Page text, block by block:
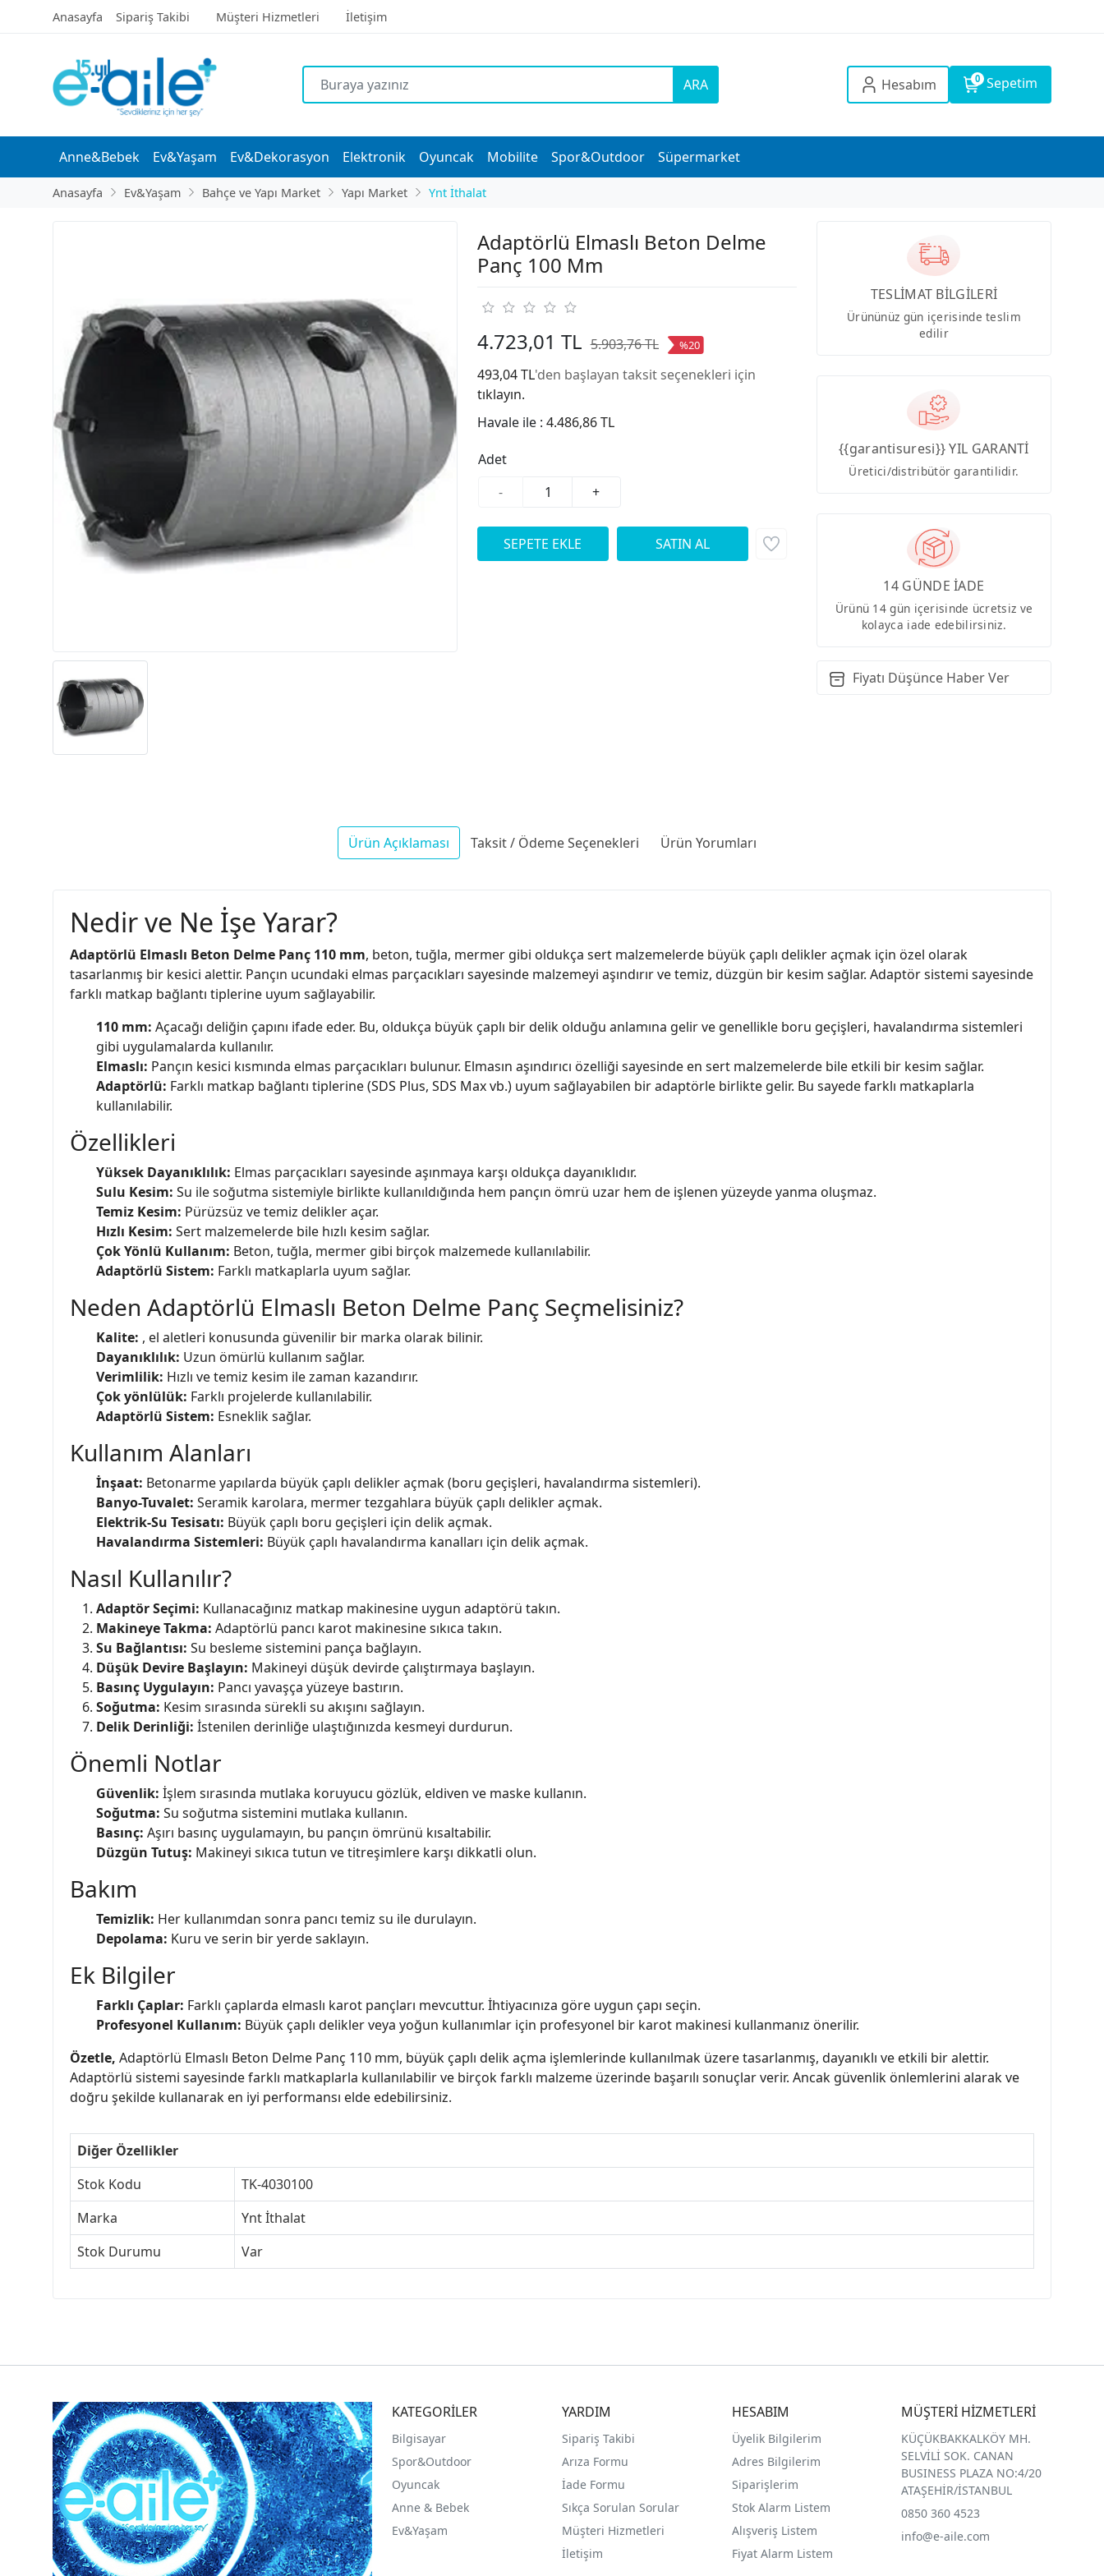
Anasayfa Sipariş Takibi Müşteri Hizmetleri İletişim
ARA Hesabım 0 Sepetim
Anne&Bebek Ev&Yaşam Ev&Dekorasyon Elektronik Oyuncak Mobilite Spor&Outdoor Süpermarket
Anasayfa Ev&Yaşam Bahçe ve Yapı Market Yapı Market Ynt İthalat
Adaptörlü Elmaslı Beton Delme
Panç 100 Mm
4.723,01 TL 5.903,76 TL %20
493,04 TL'den başlayan taksit seçenekleri için
tıklayın.
Havale ile : 4.486,86 TL
Adet
-
+
TESLİMAT BİLGİLERİ
Ürününüz gün içerisinde teslim
edilir
{{garantisuresi}} YIL GARANTİ
Üretici/distribütör garantilidir.
14 GÜNDE İADE
Ürünü 14 gün içerisinde ücretsiz ve
kolayca iade edebilirsiniz.
Fiyatı Düşünce Haber Ver
Ürün Açıklaması Taksit / Ödeme Seçenekleri Ürün Yorumları
Nedir ve Ne İşe Yarar?
Adaptörlü Elmaslı Beton Delme Panç 110 mm, beton, tuğla, mermer gibi oldukça sert malzemelerde büyük çaplı delikler açmak için özel olarak
tasarlanmış bir kesici alettir. Pançın ucundaki elmas parçacıkları sayesinde malzemeyi aşındırır ve temiz, düzgün bir kesim sağlar. Adaptör sistemi sayesinde
farklı matkap bağlantı tiplerine uyum sağlayabilir.
110 mm: Açacağı deliğin çapını ifade eder. Bu, oldukça büyük çaplı bir delik olduğu anlamına gelir ve genellikle boru geçişleri, havalandırma sistemleri
gibi uygulamalarda kullanılır.
Elmaslı: Pançın kesici kısmında elmas parçacıkları bulunur. Elmasın aşındırıcı özelliği sayesinde en sert malzemelerde bile etkili bir kesim sağlar.
Adaptörlü: Farklı matkap bağlantı tiplerine (SDS Plus, SDS Max vb.) uyum sağlayabilen bir adaptörle birlikte gelir. Bu sayede farklı matkaplarla
kullanılabilir.
Özellikleri
Yüksek Dayanıklılık: Elmas parçacıkları sayesinde aşınmaya karşı oldukça dayanıklıdır.
Sulu Kesim: Su ile soğutma sistemiyle birlikte kullanıldığında hem pançın ömrü uzar hem de işlenen yüzeyde yanma oluşmaz.
Temiz Kesim: Pürüzsüz ve temiz delikler açar.
Hızlı Kesim: Sert malzemelerde bile hızlı kesim sağlar.
Çok Yönlü Kullanım: Beton, tuğla, mermer gibi birçok malzemede kullanılabilir.
Adaptörlü Sistem: Farklı matkaplarla uyum sağlar.
Neden Adaptörlü Elmaslı Beton Delme Panç Seçmelisiniz?
Kalite: , el aletleri konusunda güvenilir bir marka olarak bilinir.
Dayanıklılık: Uzun ömürlü kullanım sağlar.
Verimlilik: Hızlı ve temiz kesim ile zaman kazandırır.
Çok yönlülük: Farklı projelerde kullanılabilir.
Adaptörlü Sistem: Esneklik sağlar.
Kullanım Alanları
İnşaat: Betonarme yapılarda büyük çaplı delikler açmak (boru geçişleri, havalandırma sistemleri).
Banyo-Tuvalet: Seramik karolara, mermer tezgahlara büyük çaplı delikler açmak.
Elektrik-Su Tesisatı: Büyük çaplı boru geçişleri için delik açmak.
Havalandırma Sistemleri: Büyük çaplı havalandırma kanalları için delik açmak.
Nasıl Kullanılır?
Adaptör Seçimi: Kullanacağınız matkap makinesine uygun adaptörü takın.
Makineye Takma: Adaptörlü pancı karot makinesine sıkıca takın.
Su Bağlantısı: Su besleme sistemini pança bağlayın.
Düşük Devire Başlayın: Makineyi düşük devirde çalıştırmaya başlayın.
Basınç Uygulayın: Pancı yavaşça yüzeye bastırın.
Soğutma: Kesim sırasında sürekli su akışını sağlayın.
Delik Derinliği: İstenilen derinliğe ulaştığınızda kesmeyi durdurun.
Önemli Notlar
Güvenlik: İşlem sırasında mutlaka koruyucu gözlük, eldiven ve maske kullanın.
Soğutma: Su soğutma sistemini mutlaka kullanın.
Basınç: Aşırı basınç uygulamayın, bu pançın ömrünü kısaltabilir.
Düzgün Tutuş: Makineyi sıkıca tutun ve titreşimlere karşı dikkatli olun.
Bakım
Temizlik: Her kullanımdan sonra pancı temiz su ile durulayın.
Depolama: Kuru ve serin bir yerde saklayın.
Ek Bilgiler
Farklı Çaplar: Farklı çaplarda elmaslı karot pançları mevcuttur. İhtiyacınıza göre uygun çapı seçin.
Profesyonel Kullanım: Büyük çaplı delikler veya yoğun kullanımlar için profesyonel bir karot makinesi kullanmanız önerilir.
Özetle, Adaptörlü Elmaslı Beton Delme Panç 110 mm, büyük çaplı delik açma işlemlerinde kullanılmak üzere tasarlanmış, dayanıklı ve etkili bir alettir.
Adaptörlü sistemi sayesinde farklı matkaplarla kullanılabilir ve birçok farklı malzeme üzerinde başarılı sonuçlar verir. Ancak güvenlik önlemlerini alarak ve
doğru şekilde kullanarak en iyi performansı elde edebilirsiniz.
Diğer Özellikler
Stok Kodu
TK-4030100
Marka
Ynt İthalat
Stok Durumu
Var
KATEGORİLER
Bilgisayar
Spor&Outdoor
Oyuncak
Anne & Bebek
Ev&Yaşam
YARDIM
Sipariş Takibi
Arıza Formu
İade Formu
Sıkça Sorulan Sorular
Müşteri Hizmetleri
İletişim
HESABIM
Üyelik Bilgilerim
Adres Bilgilerim
Siparişlerim
Stok Alarm Listem
Alışveriş Listem
Fiyat Alarm Listem
MÜŞTERİ HİZMETLERİ
KÜÇÜKBAKKALKÖY MH.
SELVİLİ SOK. CANAN
BUSINESS PLAZA NO:4/20
ATAŞEHİR/İSTANBUL
0850 360 4523
info@e-aile.com